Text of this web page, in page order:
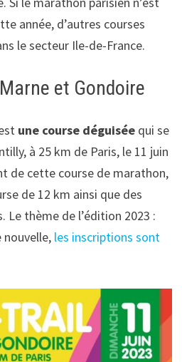
année, d’autres courses
le secteur Ile-de-France.
et Gondoire
une course déguisée qui se
à 25 km de Paris, le 11 juin
de cette course de marathon,
de 12 km ainsi que des
Le thème de l’édition 2023 :
nouvelle, les inscriptions sont